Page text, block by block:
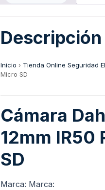
Descripción
Inicio › Tienda Online Seguridad
Micro SD
Cámara
12mm IR50
SD
Marca: Marca: